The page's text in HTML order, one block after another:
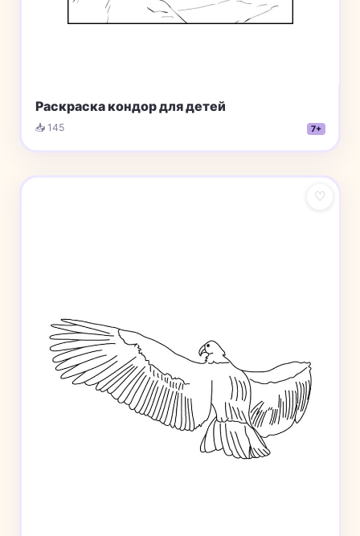
Раскраска кондор для детей
📥 145 7+
♡